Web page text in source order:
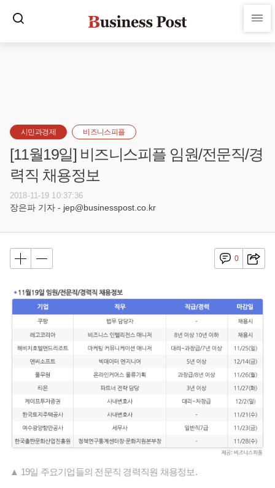
시민과경제 비즈니스피플
[11월19일] 비즈니스피플 임원/전문직/경
력직 채용정보
2018-11-19 10:37:36
장은파 기자 - jep@businesspost.co.kr
0
▲ 19일 주요기업들의 전문직 경력직원 채용정보.